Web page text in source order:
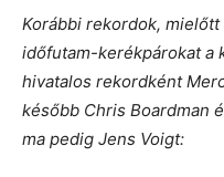
Korábbi rekordok,
időfutam-kerékpárokat a
hivatalos rekordként
később Chris Boardman
ma pedig Jens Voigt: